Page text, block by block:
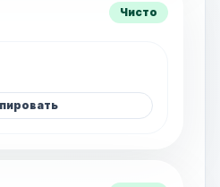
Чисто